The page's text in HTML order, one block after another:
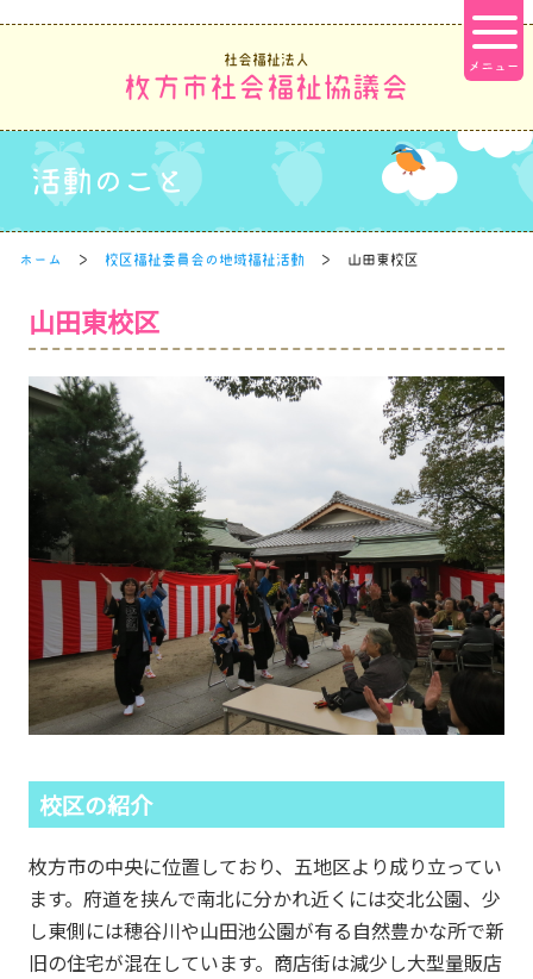
社会福祉法人
枚方市社会福祉協議会
活動のこと
ホーム 校区福祉委員会の地域福祉活動 山田東校区
山田東校区
校区の紹介
枚方市の中央に位置しており、五地区より成り立ってい
ます。府道を挟んで南北に分かれ近くには交北公園、少
し東側には穂谷川や山田池公園が有る自然豊かな所で新
旧の住宅が混在しています。商店街は減少し大型量販店